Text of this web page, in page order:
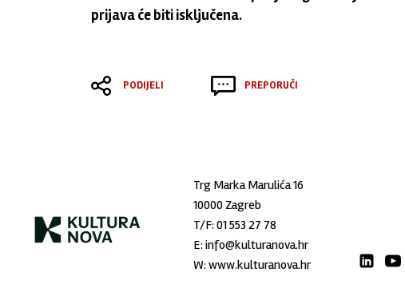
prijava će biti isključena.
PODIJELI PREPORUČI
Trg Marka Marulića 16
10000 Zagreb
T/F: 01 553 27 78
E: info@kulturanova.hr
W: www.kulturanova.hr